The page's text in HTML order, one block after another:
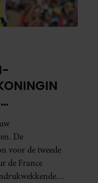
DEMI
DE
De
voor de tweede
de France